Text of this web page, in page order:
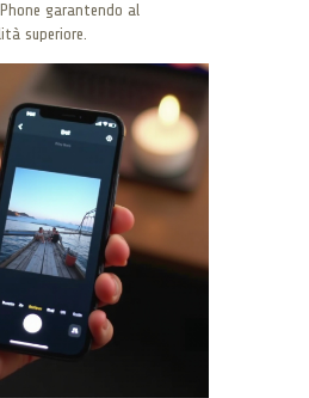
garantendo al
superiore.